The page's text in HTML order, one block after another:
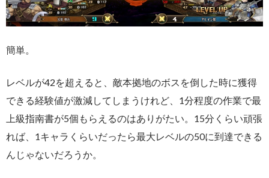
簡単。
レベルが42を超えると、敵本拠地のボスを倒した時に獲得
できる経験値が激減してしまうけれど、1分程度の作業で最
上級指南書が5個もらえるのはありがたい。15分くらい頑張
れば、1キャラくらいだったら最大レベルの50に到達できる
んじゃないだろうか。